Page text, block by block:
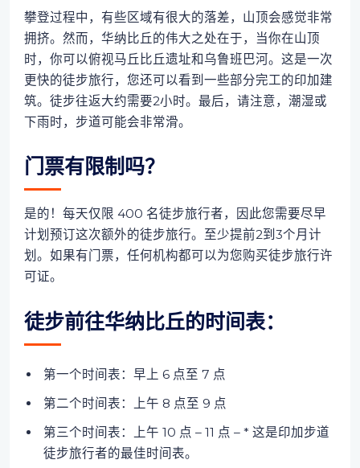
攀登过程中，有些区域有很大的落差，山顶会感觉非常
拥挤。然而，华纳比丘的伟大之处在于，当你在山顶
时，你可以俯视马丘比丘遗址和乌鲁班巴河。这是一次
更快的徒步旅行，您还可以看到一些部分完工的印加建
筑。徒步往返大约需要2小时。最后，请注意，潮湿或
下雨时，步道可能会非常滑。
门票有限制吗？
是的！每天仅限 400 名徒步旅行者，因此您需要尽早
计划预订这次额外的徒步旅行。至少提前2到3个月计
划。如果有门票，任何机构都可以为您购买徒步旅行许
可证。
徒步前往华纳比丘的时间表：
第一个时间表：早上 6 点至 7 点
第二个时间表：上午 8 点至 9 点
第三个时间表：上午 10 点 – 11 点 – * 这是印加步道
徒步旅行者的最佳时间表。